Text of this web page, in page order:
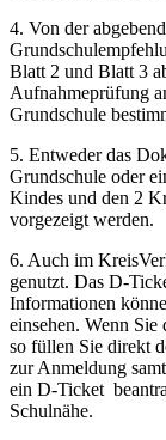
4. Von der
Blatt 2 und Blatt 3
Aufnahmeprüfung
Grundschule
5. Entweder das
Grundschule oder
Kindes und den 2
vorgezeigt werden.
6. Auch im
genutzt. Das D-
Informationen
einsehen. Wenn
so füllen Sie direkt
zur Anmeldung
ein D-Ticket
Schulnähe.